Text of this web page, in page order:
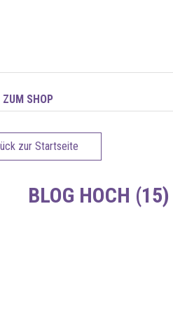
ZUM SHOP
zur Startseite
BLOG HOCH (15)